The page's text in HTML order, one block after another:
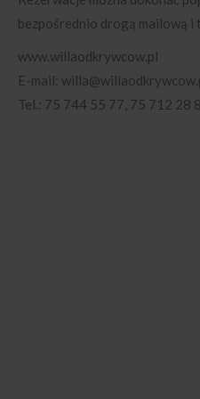
bezpośrednio drogą mailową i
www.willaodkrywcow.pl
E-mail:
Tel.: 75 744 55 77, 75 712 28